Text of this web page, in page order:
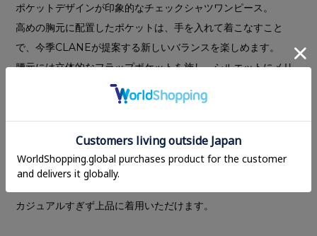
ポケットデザインが印象的なチェックシャツワンピース。
高めの胸元に配置したポケットは、手を入れて着こなすこと
で、今季CLANEが提案する新しいバランスを楽しめます。
腰元には立体的なフラップポケットを施し、シルエットにメリ
ハリをプラス。程よくシェイプしたウエストラインが、まっす
ぐに落ちる綺麗なシルエットを引き立てます。取り外し可能な
フォルムを表現した、マニッシュさの中に女性らしさを感じら
れる、CLANEらしい一着です。
カジュアルすぎず上品に着用いただけます。